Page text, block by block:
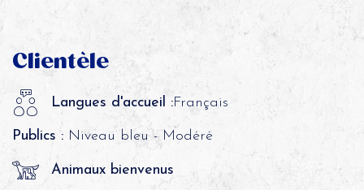
Clientèle
Langues d'accueil :Français
Publics :Niveau bleu - Modéré
Animaux bienvenus